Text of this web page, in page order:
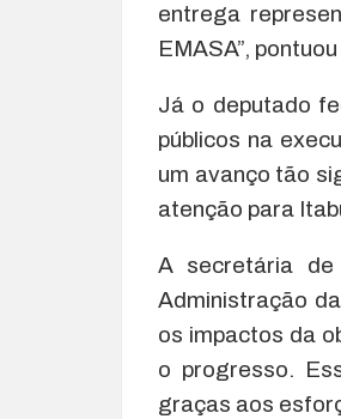
entrega
EMASA”,
Já o deputado
públicos na
um avanço tão
atenção para
A secretária de
Administração
os impactos da
o progresso.
graças aos